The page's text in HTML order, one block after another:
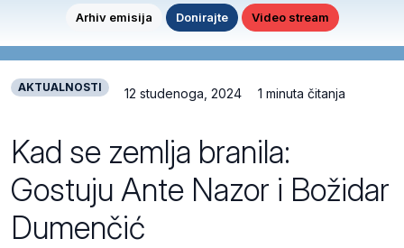
Arhiv emisija Donirajte Video stream
AKTUALNOSTI 12 studenoga, 2024 1 minuta čitanja
Kad se zemlja branila:
Gostuju Ante Nazor i Božidar
Dumenčić